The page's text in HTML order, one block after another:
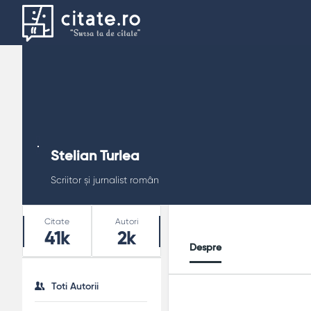
Stelian Turlea
Scriitor și jurnalist român
Despre
Stats
Citate
41k
Autori
2k
Toti Autorii